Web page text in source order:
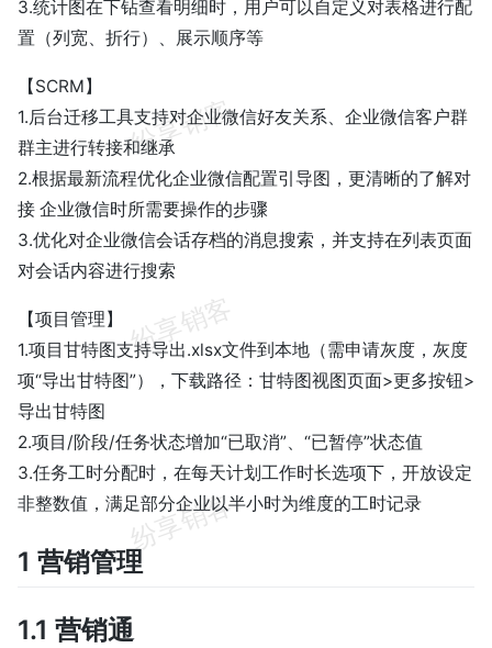
3.统计图在下钻查看明细时，用户可以自定义对表格进行配
置（列宽、折行）、展示顺序等
【SCRM】
1.后台迁移工具支持对企业微信好友关系、企业微信客户群
群主进行转接和继承
2.根据最新流程优化企业微信配置引导图，更清晰的了解对
接 企业微信时所需要操作的步骤
3.优化对企业微信会话存档的消息搜索，并支持在列表页面
对会话内容进行搜索
【项目管理】
1.项目甘特图支持导出.xlsx文件到本地（需申请灰度，灰度
项“导出甘特图”），下载路径：甘特图视图页面>更多按钮>
导出甘特图
2.项目/阶段/任务状态增加“已取消”、“已暂停”状态值
3.任务工时分配时，在每天计划工作时长选项下，开放设定
非整数值，满足部分企业以半小时为维度的工时记录
1 营销管理
1.1 营销通